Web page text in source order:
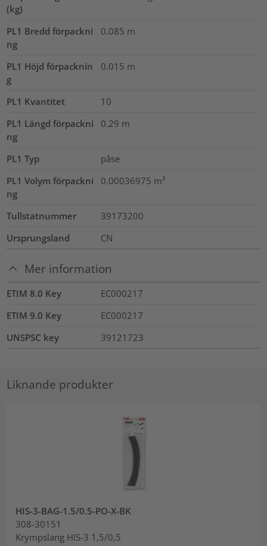
(kg)
PL1 Bredd förpackni
ng
0.085 m
PL1 Höjd förpacknin
g
0.015 m
PL1 Kvantitet
10
PL1 Längd förpackni
ng
0.29 m
PL1 Typ
påse
PL1 Volym förpackni
ng
0.00036975 m³
Tullstatnummer
39173200
Ursprungsland
CN
Mer information
ETIM 8.0 Key
EC000217
ETIM 9.0 Key
EC000217
UNSPSC key
39121723
Liknande produkter
HIS-3-BAG-1.5/0.5-PO-X-BK
308-30151
Krympslang HIS-3 1,5/0,5